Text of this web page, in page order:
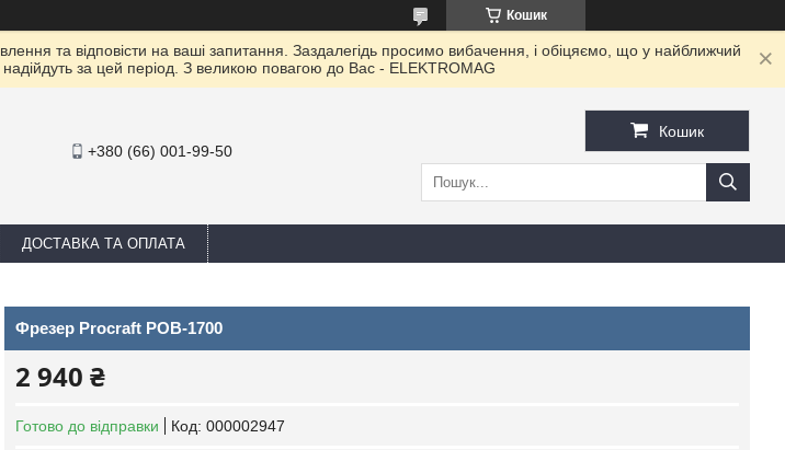
Кошик
та відповісти на ваші запитання. Заздалегідь просимо вибачення, і обіцяємо, що у найближчий
за цей період. З великою повагою до Ваc - ELEKTROMAG
+380 (66) 001-99-50
Кошик
ДОСТАВКА ТА ОПЛАТА
Фрезер Procraft POB-1700
2 940 ₴
Готово до відправки Код: 000002947